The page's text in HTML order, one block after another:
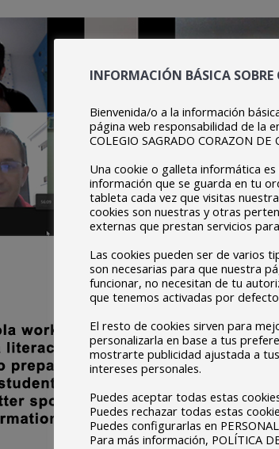
INFORMACIÓN BÁSICA SOBRE
Bienvenida/o a la información
página web responsabilidad de la
COLEGIO SAGRADO CORAZON DE
Una cookie o galleta informática
información que se guarda en tu
tableta cada vez que visitas
cookies son nuestras y otras
externas que prestan servicios
Las cookies pueden ser de varios
son necesarias para que nuestra
funcionar, no necesitan de tu
que tenemos activadas por
El resto de cookies sirven para
personalizarla en base a tus
mostrarte publicidad ajustada a
intereses personales.
Puedes aceptar todas estas
Puedes rechazar todas estas
Puedes configurarlas en
Para más información, POLÍTICA